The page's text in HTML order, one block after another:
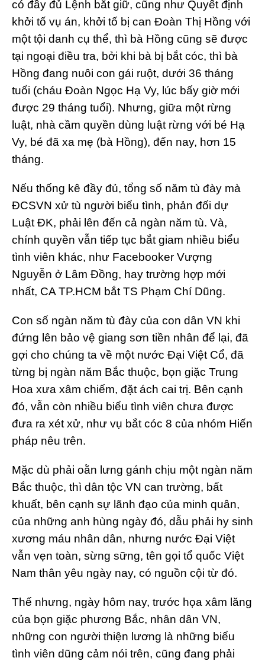
có đầy đủ Lệnh bắt giữ, cũng như Quyết định
khởi tố vụ án, khởi tố bị can Đoàn Thị Hồng với
một tội danh cụ thể, thì bà Hồng cũng sẽ được
tại ngoại điều tra, bởi khi bà bị bắt cóc, thì bà
Hồng đang nuôi con gái ruột, dưới 36 tháng
tuổi (cháu Đoàn Ngọc Hạ Vy, lúc bấy giờ mới
được 29 tháng tuổi). Nhưng, giữa một rừng
luật, nhà cầm quyền dùng luật rừng với bé Hạ
Vy, bé đã xa mẹ (bà Hồng), đến nay, hơn 15
tháng.
Nếu thống kê đầy đủ, tổng số năm tù đày mà
ĐCSVN xử tù người biểu tình, phản đối dự
Luật ĐK, phải lên đến cả ngàn năm tù. Và,
chính quyền vẫn tiếp tục bắt giam nhiều biểu
tình viên khác, như Facebooker Vượng
Nguyễn ở Lâm Đồng, hay trường hợp mới
nhất, CA TP.HCM bắt TS Phạm Chí Dũng.
Con số ngàn năm tù đày của con dân VN khi
đứng lên bảo vệ giang sơn tiền nhân để lại, đã
gợi cho chúng ta về một nước Đại Việt Cổ, đã
từng bị ngàn năm Bắc thuộc, bọn giặc Trung
Hoa xưa xâm chiếm, đặt ách cai trị. Bên cạnh
đó, vẫn còn nhiều biểu tình viên chưa được
đưa ra xét xử, như vụ bắt cóc 8 của nhóm Hiến
pháp nêu trên.
Mặc dù phải oằn lưng gánh chịu một ngàn năm
Bắc thuộc, thì dân tộc VN can trường, bất
khuất, bên cạnh sự lãnh đạo của minh quân,
của những anh hùng ngày đó, dẫu phải hy sinh
xương máu nhân dân, nhưng nước Đại Việt
vẫn vẹn toàn, sừng sững, tên gọi tổ quốc Việt
Nam thân yêu ngày nay, có nguồn cội từ đó.
Thế nhưng, ngày hôm nay, trước họa xâm lăng
của bọn giặc phương Bắc, nhân dân VN,
những con người thiện lương là những biểu
tình viên dũng cảm nói trên, cũng đang phải